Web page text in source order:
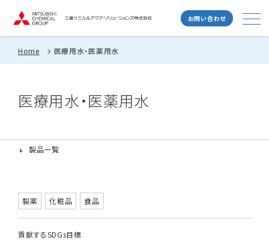
お問い合わせ
Home 医療用水・医薬用水
医療用水・医薬用水
製品一覧
製薬 化粧品 食品
貢献するSDGs目標